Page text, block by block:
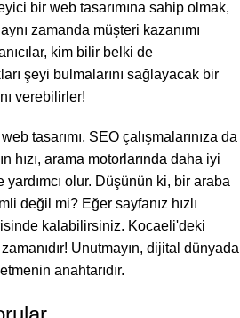
bir web tasarımına sahip olmak,
zamanda müşteri kazanımı
kim bilir belki de
şeyi bulmalarını sağlayacak bir
verebilirler!
web tasarımı, SEO çalışmalarınıza da
hızı, arama motorlarında daha iyi
olur. Düşünün ki, bir araba
değil mi? Eğer sayfanız hızlı
kalabilirsiniz. Kocaeli'deki
Unutmayın, dijital dünyada
anahtarıdır.